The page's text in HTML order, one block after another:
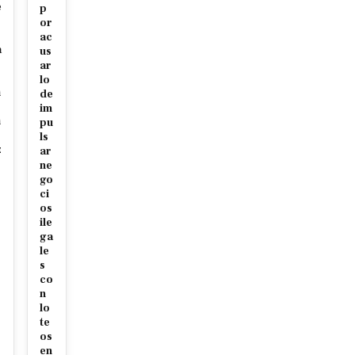
p
or
ac
us
ar
lo
de
im
pu
ls
ar
ne
go
ci
os
ile
ga
le
s
co
n
lo
te
os
en